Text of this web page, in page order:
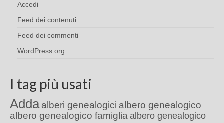
Accedi
Feed dei contenuti
Feed dei commenti
WordPress.org
I tag più usati
Adda alberi genealogici albero genealogico
albero genealogico famiglia albero genealogico